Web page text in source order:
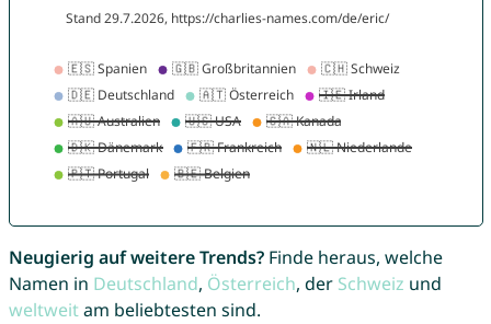
Neugierig auf weitere Trends?Finde heraus, welche
Namen in Deutschland, Österreich, der Schweiz und
weltweitam beliebtesten sind.